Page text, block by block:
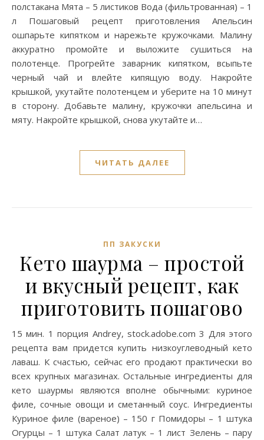
полстакана Мята – 5 листиков Вода (фильтрованная) – 1
л Пошаговый рецепт приготовления Апельсин
ошпарьте кипятком и нарежьте кружочками. Малину
аккуратно промойте и выложите сушиться на
полотенце. Прогрейте заварник кипятком, всыпьте
черный чай и влейте кипящую воду. Накройте
крышкой, укутайте полотенцем и уберите на 10 минут
в сторону. Добавьте малину, кружочки апельсина и
мяту. Накройте крышкой, снова укутайте и…
ЧИТАТЬ ДАЛЕЕ
ПП ЗАКУСКИ
Кето шаурма – простой
и вкусный рецепт, как
приготовить пошагово
15 мин. 1 порция Andrey, stock.adobe.com 3 Для этого
рецепта вам придется купить низкоуглеводный кето
лаваш. К счастью, сейчас его продают практически во
всех крупных магазинах. Остальные ингредиенты для
кето шаурмы являются вполне обычными: куриное
филе, сочные овощи и сметанный соус. Ингредиенты
Куриное филе (вареное) – 150 г Помидоры – 1 штука
Огурцы – 1 штука Салат латук – 1 лист Зелень – пару